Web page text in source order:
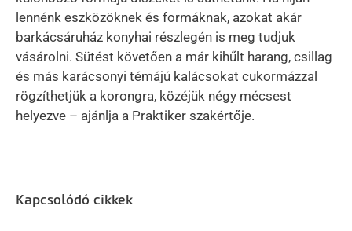
lennénk eszközöknek és formáknak, azokat akár
barkácsáruház konyhai részlegén is meg tudjuk
vásárolni. Sütést követően a már kihűlt harang, csillag
és más karácsonyi témájú kalácsokat cukormázzal
rögzíthetjük a korongra, közéjük négy mécsest
helyezve – ajánlja a Praktiker szakértője.
Kapcsolódó cikkek